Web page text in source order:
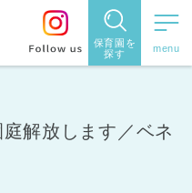
保育園を
探す
園を探す
解放します／ベネ